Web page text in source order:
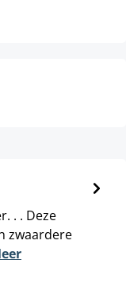
. . Deze
zwaardere